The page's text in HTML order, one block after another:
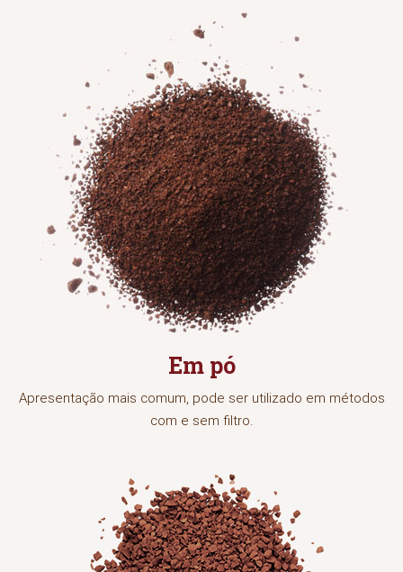
Em pó
Apresentação mais comum, pode ser utilizado em métodos
com e sem filtro.